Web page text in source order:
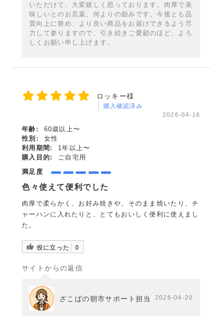
いただけて、大変嬉しく思っております。肉厚で美
味しいとのお言葉、何よりの励みです。今後とも品
質向上に努め、より良い商品をお届けできるよう尽
力して参りますので、引き続きご愛顧のほど、よろ
しくお願い申し上げます。
ロッキー様
購入確認済み
2026-04-16
年齢:
60歳以上〜
性別:
女性
利用期間:
1年以上〜
購入目的:
ご自宅用
満足度
色々使えて便利でした
肉厚で柔らかく、お好み焼きや、そのまま焼いたり、チ
ャーハンに入れたりと、とてもおいしく便利に使えまし
た。
役に立った 0
サイトからの返信
ざこばの朝市サポート担当 2026-04-20